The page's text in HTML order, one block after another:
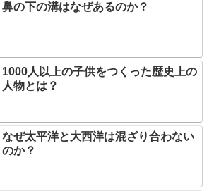
鼻の下の溝はなぜあるのか？
1000人以上の子供をつくった歴史上の
人物とは？
なぜ太平洋と大西洋は混ざり合わない
のか？